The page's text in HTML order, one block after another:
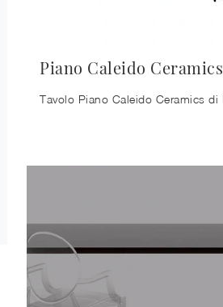
Piano Caleido Ceramics